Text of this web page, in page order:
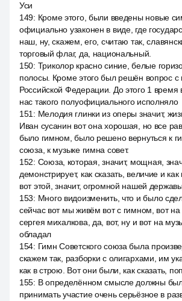
Уси
149: Кроме этого, были введены новые
официально узаконен в виде, где
наш, ну, скажем, его, считаю так,
торговый флаг, да, национальный.
150: Триколор красно синие, белые
полосы. Кроме этого был решён вопрос с
Российской Федерации. До этого 1 время
нас такого полуофициального исполняло
151 : Мелодия глинки из оперы значит,
Иван сусанин вот она хорошая, но все
было гимном, было решено вернуться к
союза, к музыке гимна совет.
152: Союза, которая, значит, мощная,
демонстрирует, как сказать, величие и
вот этой, значит, огромной нашей
153: Много видоизменить, что и было
сейчас вот мы живём вот с гимном, вот на
сергея михалкова, да, вот, ну и вот на
обладал
154: Гимн Советского союза была
скажем так, разборки с олигархами, им
как в строю. Вот они были, как сказать,
155: В определённом смысле должны
принимать участие очень серьёзное в